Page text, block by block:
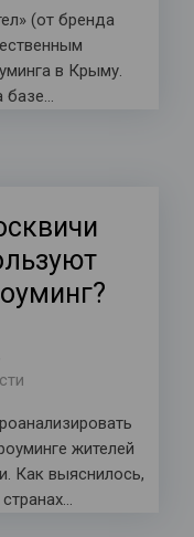
(от бренда
в Крыму.
базе…
жителей
Как выяснилось,